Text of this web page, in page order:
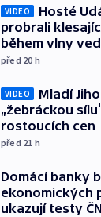
VIDEO
Hosté
probrali
během vlny
před 20 h
VIDEO
Mladí
„žebráckou
rostoucích cen
před 21 h
Domácí banky
ekonomických
ukazují testy